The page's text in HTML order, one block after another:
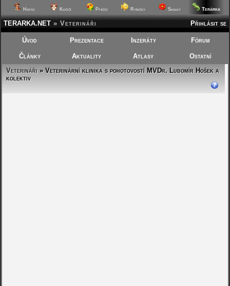
Hafíci Kočičí Ptáčci Rybičky Skalky Terárka
Přihlásit se
TERARKA.NET » Veterináři
Úvod Prezentace Inzeráty Fórum
Články Aktuality Atlasy
Ostatní
Veterináři» Veterinární klinika s pohotovostí MVDr. Lubomír Hošek a
kolektiv